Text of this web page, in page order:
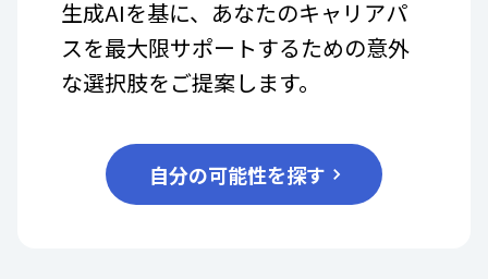
生成AIを基に、あなたのキャリアパ
スを最大限サポートするための意外
な選択肢をご提案します。
自分の可能性を探す